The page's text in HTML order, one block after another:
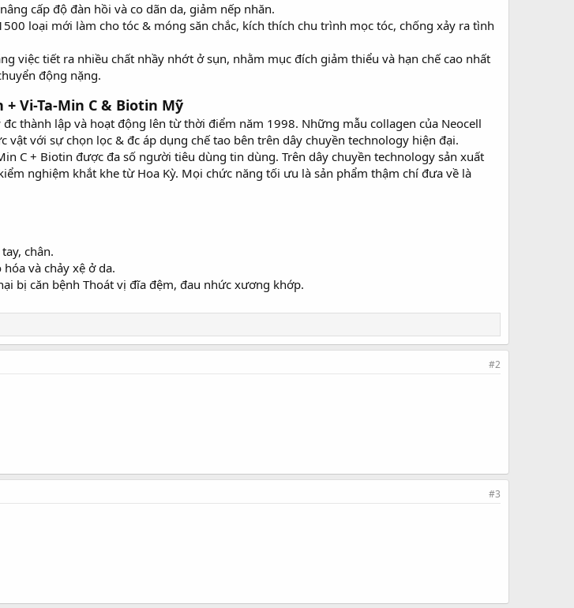
cấp độ đàn hồi và co dãn da, giảm nếp nhăn.
loại mới làm cho tóc & móng săn chắc, kích thích chu trình mọc tóc, chống xảy ra tình
việc tiết ra nhiều chất nhầy nhớt ở sụn, nhằm mục đích giảm thiểu và hạn chế cao nhất
động nặng.
Vi-Ta-Min C & Biotin Mỹ
thành lập và hoạt động lên từ thời điểm năm 1998. Những mẫu collagen của Neocell
với sự chọn lọc & đc áp dụng chế tao bên trên dây chuyền technology hiện đại.
C + Biotin được đa số người tiêu dùng tin dùng. Trên dây chuyền technology sản xuất
nghiệm khắt khe từ Hoa Kỳ. Mọi chức năng tối ưu là sản phẩm thậm chí đưa về là
chân.
và chảy xệ ở da.
bị căn bệnh Thoát vị đĩa đệm, đau nhức xương khớp.
#2
#3